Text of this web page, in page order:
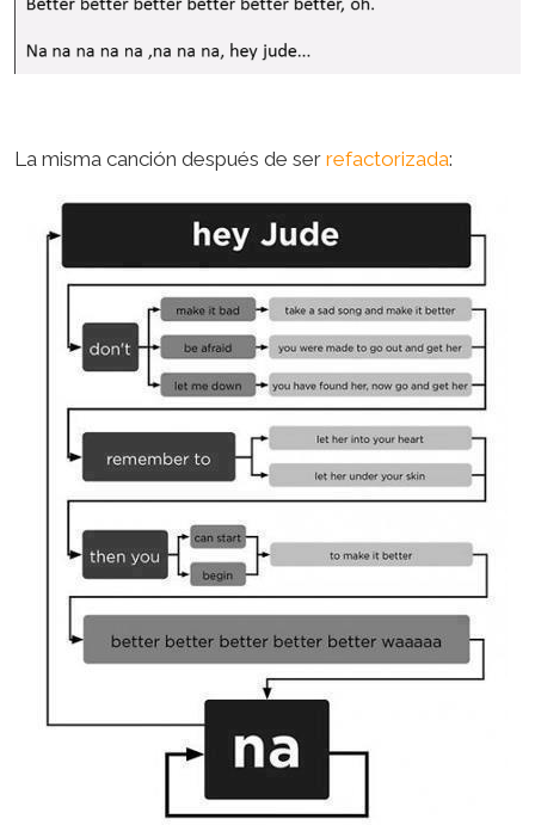
La misma canción después de ser refactorizada: